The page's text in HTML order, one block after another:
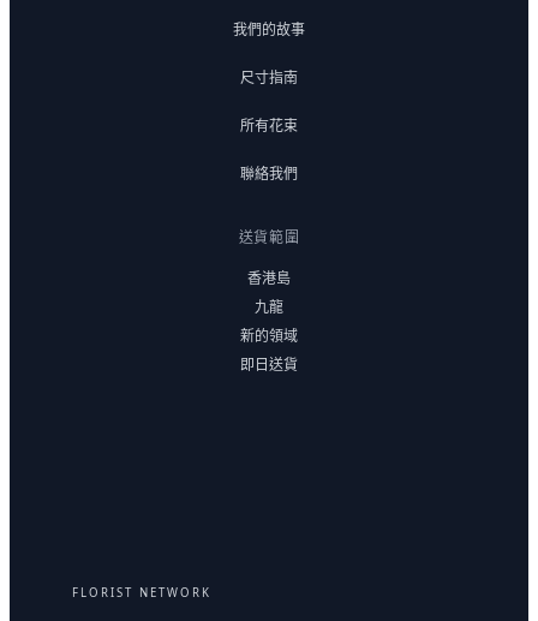
我們的故事
尺寸指南
所有花束
聯絡我們
送貨範圍
香港島
九龍
新的領域
即日送貨
FLORIST NETWORK